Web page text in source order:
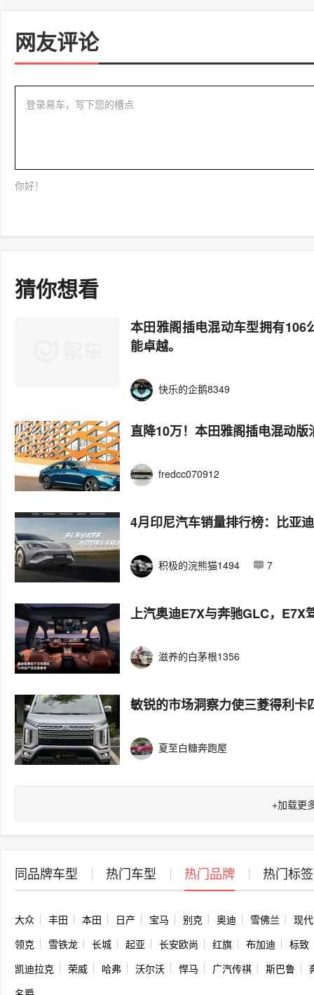
网友评论
登录易车，写下您的槽点
你好！
猜你想看
本田雅阁插电混动车型拥有106
能卓越。
快乐的企鹅8349
直降10万！本田雅阁插电混动
fredcc070912
4月印尼汽车销量排行榜：比亚
积极的浣熊猫1494 7
上汽奥迪E7X与奔驰GLC，E7X
滋养的白茅根1356
敏锐的市场洞察力使三菱得利
夏至白糖奔跑屋
+加载更
同品牌车型 热门车型 热门品牌 热门标签
大众 丰田 本田 日产 宝马 别克 奥迪 雪佛兰
现代
领克
雪铁龙 长城 起亚 长安欧尚 红旗 布加迪
标致
凯迪拉克
荣威 哈弗 沃尔沃 悍马 广汽传祺 斯巴鲁